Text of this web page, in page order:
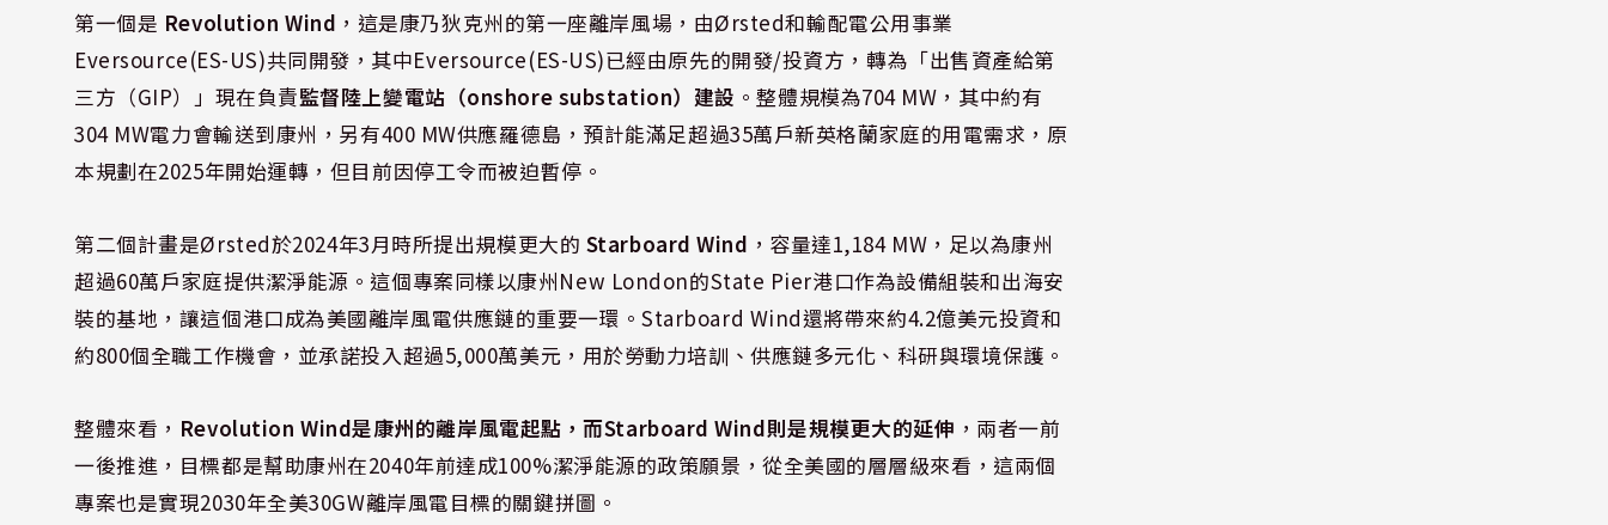
第一個是 Revolution Wind ，這是康乃狄克州的第一座離岸風場，由Ørsted和輸配電公用事業
Eversource(ES-US)共同開發，其中Eversource(ES-US)已經由原先的開發/投資方，轉為「出售資產給第
三方（GIP）」現在負責監督陸上變電站（onshore substation）建設 。整體規模為704 MW，其中約有
304 MW電力會輸送到康州，另有400 MW供應羅德島，預計能滿足超過35萬戶新英格蘭家庭的用電需求，原
本規劃在2025年開始運轉，但目前因停工令而被迫暫停。
第二個計畫是Ørsted於2024年3月時所提出規模更大的 Starboard Wind ，容量達1,184 MW，足以為康州
超過60萬戶家庭提供潔淨能源。這個專案同樣以康州New London的State Pier港口作為設備組裝和出海安
裝的基地，讓這個港口成為美國離岸風電供應鏈的重要一環。Starboard Wind還將帶來約4.2億美元投資和
約800個全職工作機會，並承諾投入超過5,000萬美元，用於勞動力培訓、供應鏈多元化、科研與環境保護。
整體來看， Revolution Wind是康州的離岸風電起點，而Starboard Wind則是規模更大的延伸 ，兩者一前
一後推進，目標都是幫助康州在2040年前達成100%潔淨能源的政策願景，從全美國的層層級來看，這兩個
專案也是實現2030年全美30GW離岸風電目標的關鍵拼圖。